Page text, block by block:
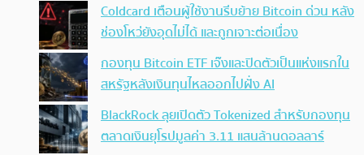
Coldcard เตือนผู้ใช้งานรีบย้าย Bitcoin ด่วน หลัง
ช่องโหว่ยังอุดไม่ได้ และถูกเจาะต่อเนื่อง
กองทุน Bitcoin ETF เจ๊งและปิดตัวเป็นแห่งแรกใน
สหรัฐหลังเงินทุนไหลออกไปฝั่ง AI
BlackRock ลุยเปิดตัว Tokenized สำหรับกองทุน
ตลาดเงินยุโรปมูลค่า 3.11 แสนล้านดอลลาร์